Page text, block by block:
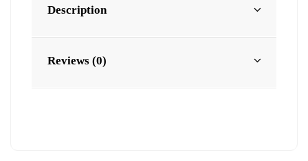
Description
Reviews (0)